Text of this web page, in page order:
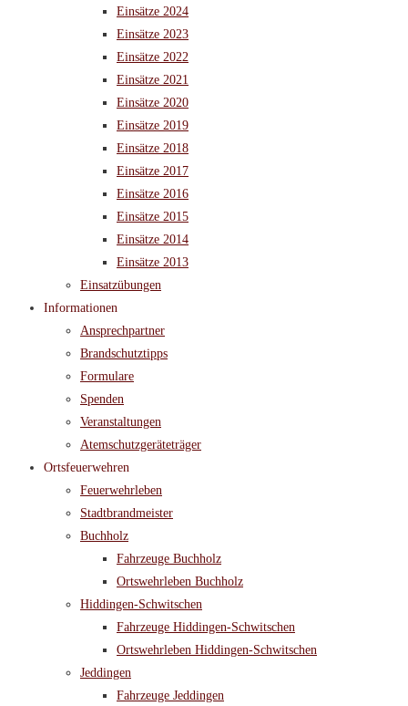
Einsätze 2024
Einsätze 2023
Einsätze 2022
Einsätze 2021
Einsätze 2020
Einsätze 2019
Einsätze 2018
Einsätze 2017
Einsätze 2016
Einsätze 2015
Einsätze 2014
Einsätze 2013
Einsatzübungen
Informationen
Ansprechpartner
Brandschutztipps
Formulare
Spenden
Veranstaltungen
Atemschutzgeräteträger
Ortsfeuerwehren
Feuerwehrleben
Stadtbrandmeister
Buchholz
Fahrzeuge Buchholz
Ortswehrleben Buchholz
Hiddingen-Schwitschen
Fahrzeuge Hiddingen-Schwitschen
Ortswehrleben Hiddingen-Schwitschen
Jeddingen
Fahrzeuge Jeddingen